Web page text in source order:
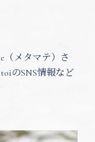
（メタマテ）さ
のSNS情報など